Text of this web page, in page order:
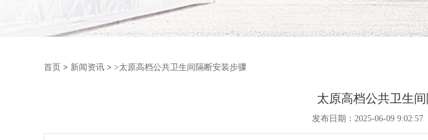
首页 > 新闻资讯 > >太原高档公共卫生间隔断安装步骤
太原高档公共卫生
发布日期：2025-06-09